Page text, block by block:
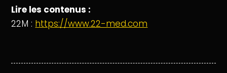
Lire les contenus :
22M : https://www.22-med.com